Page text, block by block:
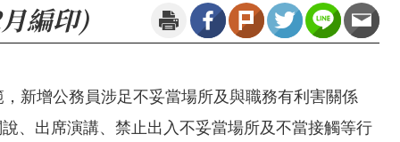
編印)
新增公務員涉足不妥當場所及與職務有利害關係
、出席演講、禁止出入不妥當場所及不當接觸等行